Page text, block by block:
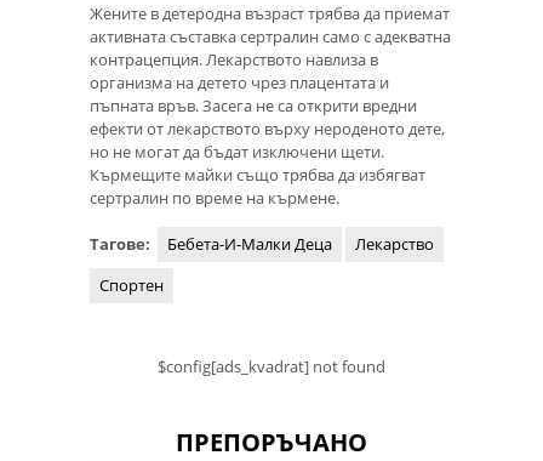
Жените в детеродна възраст трябва да приемат
активната съставка сертралин само с адекватна
контрацепция. Лекарството навлиза в
организма на детето чрез плацентата и
пъпната връв. Засега не са открити вредни
ефекти от лекарството върху нероденото дете,
но не могат да бъдат изключени щети.
Кърмещите майки също трябва да избягват
сертралин по време на кърмене.
Тагове: Бебета-И-Малки Деца
Лекарство
Спортен
$config[ads_kvadrat] not found
ПРЕПОРЪЧАНО